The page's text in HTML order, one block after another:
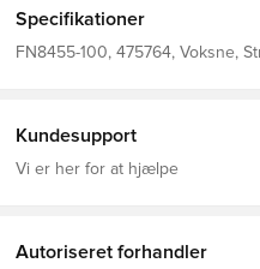
Specifikationer
FN8455-100, 475764, Voksne,
Kundesupport
Vi er her for at hjælpe
Autoriseret forhandler